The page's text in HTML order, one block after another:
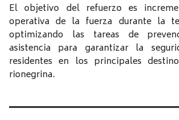
El objetivo del refuerzo es
operativa de la fuerza durante la
optimizando las tareas de
asistencia para garantizar la
residentes en los principales
rionegrina.